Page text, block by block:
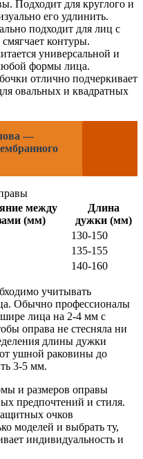
Подходит для круглого и
его удлинить.
подходит для лиц с
контуры.
универсальной и
формы лица.
отлично подчеркивает
овальных и квадратных
—
между
(мм)
Длина
дужки (мм)
130-150
135-155
140-160
учитывать
Обычно профессионалы
лица на 2-4 мм с
оправа не стесняла ни
длины дужки
ушной раковины до
3-5 мм.
и размеров оправы
предпочтений и стиля.
очков
моделей и выбрать ту,
индивидуальность и